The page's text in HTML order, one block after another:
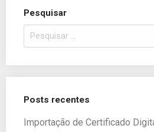
Pesquisar
Posts recentes
Importação de Certificado